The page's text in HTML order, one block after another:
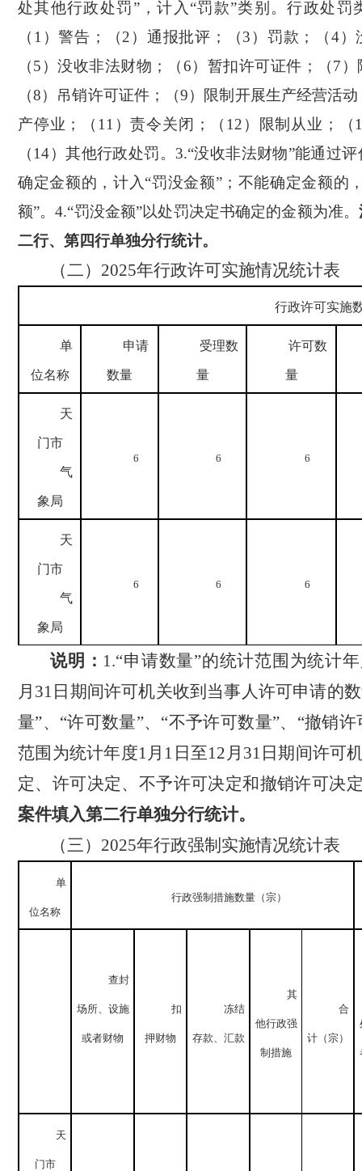
处其他行政处罚”，计入“罚款”类别。行政处罚
（ 1 ）警告；（2 ）通报批评；（3 ）罚款；（4）
（5 ）没收非法财物；（6）暂扣许可证件；（7
（8）吊销许可证件；（9）限制开展生产经营活动
产停业；（ 11 ）责令关闭；（ 12 ）限制从业；（
（14）其他行政处罚。 3.“没收非法财物”能通过
确定金额的，计入“罚没金额”；不能确定金额的
额”。4.“罚没金额”以处罚决定书确定的金额为准。
二行、第四行单独分行统计。
（二） 2025年行政许可实施情况统计表
行政许可实施
单
位名称
申请
数量
受理数
量
许可数
量
天
门市
气
象局
6 6 6
天
门市
气
象局
6 6 6
说明： 1.“申请数量”的统计范围为统计
月 31 日 期间许可机关收到当事人许可申请的
量”、“许可数量”、“不予许可数量”、“撤销
范围为统计年度1月 1 日至12 月 31 日期间许可
定、许可决定、不予许可决定和撤销许可决
案件填入第二行单独分行统计。
（三） 2025年行政强制实施情况统计表
单
位名称
行政强制措施数量（宗）
查封
场所、设施
或者财物
扣
押财物
冻结
存款、汇款
其
他行政强
制措施
合
计（宗）
天
门市